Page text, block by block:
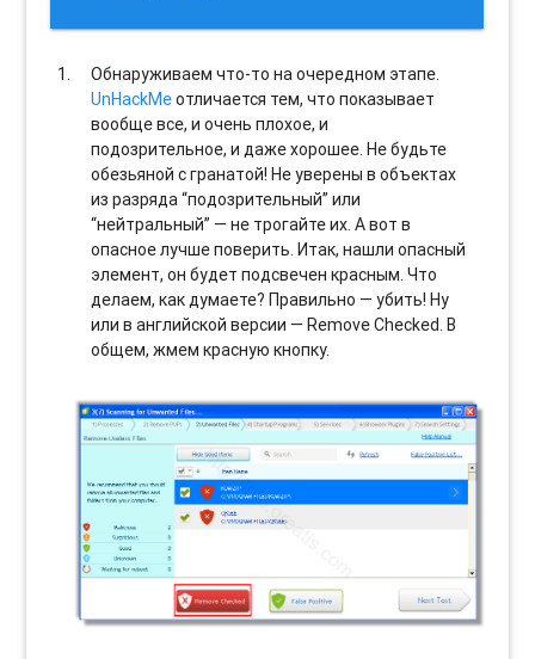
Обнаруживаем что-то на очередном этапе.
UnHackMeотличается тем, что показывает
вообще все, и очень плохое, и
подозрительное, и даже хорошее. Не будьте
обезьяной с гранатой! Не уверены в объектах
из разряда “подозрительный” или
“нейтральный” — не трогайте их. А вот в
опасное лучше поверить. Итак, нашли опасный
элемент, он будет подсвечен красным. Что
делаем, как думаете? Правильно — убить! Ну
или в английской версии — Remove Checked. В
общем, жмем красную кнопку.